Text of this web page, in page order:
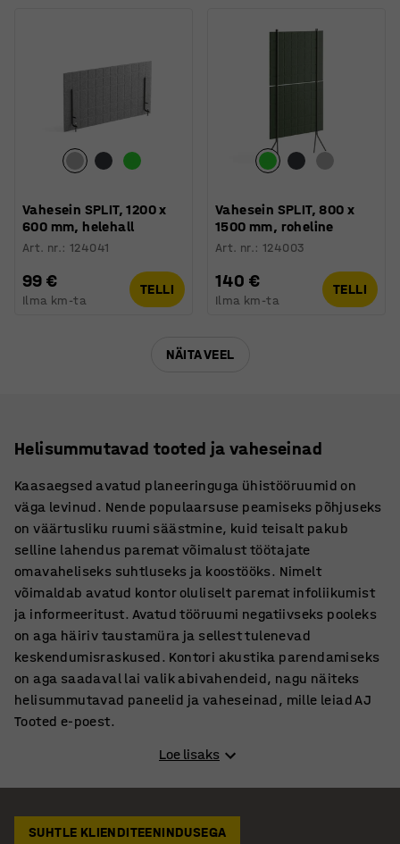
Vahesein SPLIT, 1200 x
600 mm, helehall
Art. nr.:124041
99 €
Ilma km-ta
TELLI
Vahesein SPLIT, 800 x
1500 mm, roheline
Art. nr.:124003
140 €
Ilma km-ta
TELLI
NÄITA VEEL
Helisummutavad tooted ja vaheseinad
Kaasaegsed avatud planeeringuga ühistööruumid on
väga levinud. Nende populaarsuse peamiseks põhjuseks
on väärtusliku ruumi säästmine, kuid teisalt pakub
selline lahendus paremat võimalust töötajate
omavaheliseks suhtluseks ja koostööks. Nimelt
võimaldab avatud kontor oluliselt paremat infoliikumist
ja informeeritust. Avatud tööruumi negatiivseks pooleks
on aga häiriv taustamüra ja sellest tulenevad
keskendumisraskused. Kontori akustika parendamiseks
on aga saadaval lai valik abivahendeid, nagu näiteks
helisummutavad paneelid ja vaheseinad, mille leiad AJ
Tooted e-poest.
Mürasummutuse olulisus tööruumides
Inimesed on erinevad ning avatud kontor ei ole igaühele.
töötegemist, kuid leidub ka neid kes vajavad
Loe lisaks
SUHTLE KLIENDITEENINDUSEGA